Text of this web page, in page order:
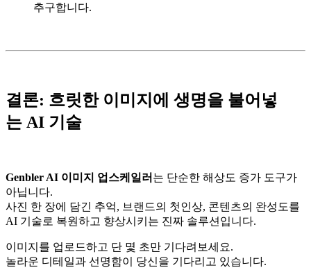
추구합니다.
결론: 흐릿한 이미지에 생명을 불어넣
는 AI 기술
Genbler AI 이미지 업스케일러 는 단순한 해상도 증가 도구가
아닙니다.
사진 한 장에 담긴 추억, 브랜드의 첫인상, 콘텐츠의 완성도를
AI 기술로 복원하고 향상시키는 진짜 솔루션입니다.
이미지를 업로드하고 단 몇 초만 기다려보세요.
놀라운 디테일과 선명함이 당신을 기다리고 있습니다.